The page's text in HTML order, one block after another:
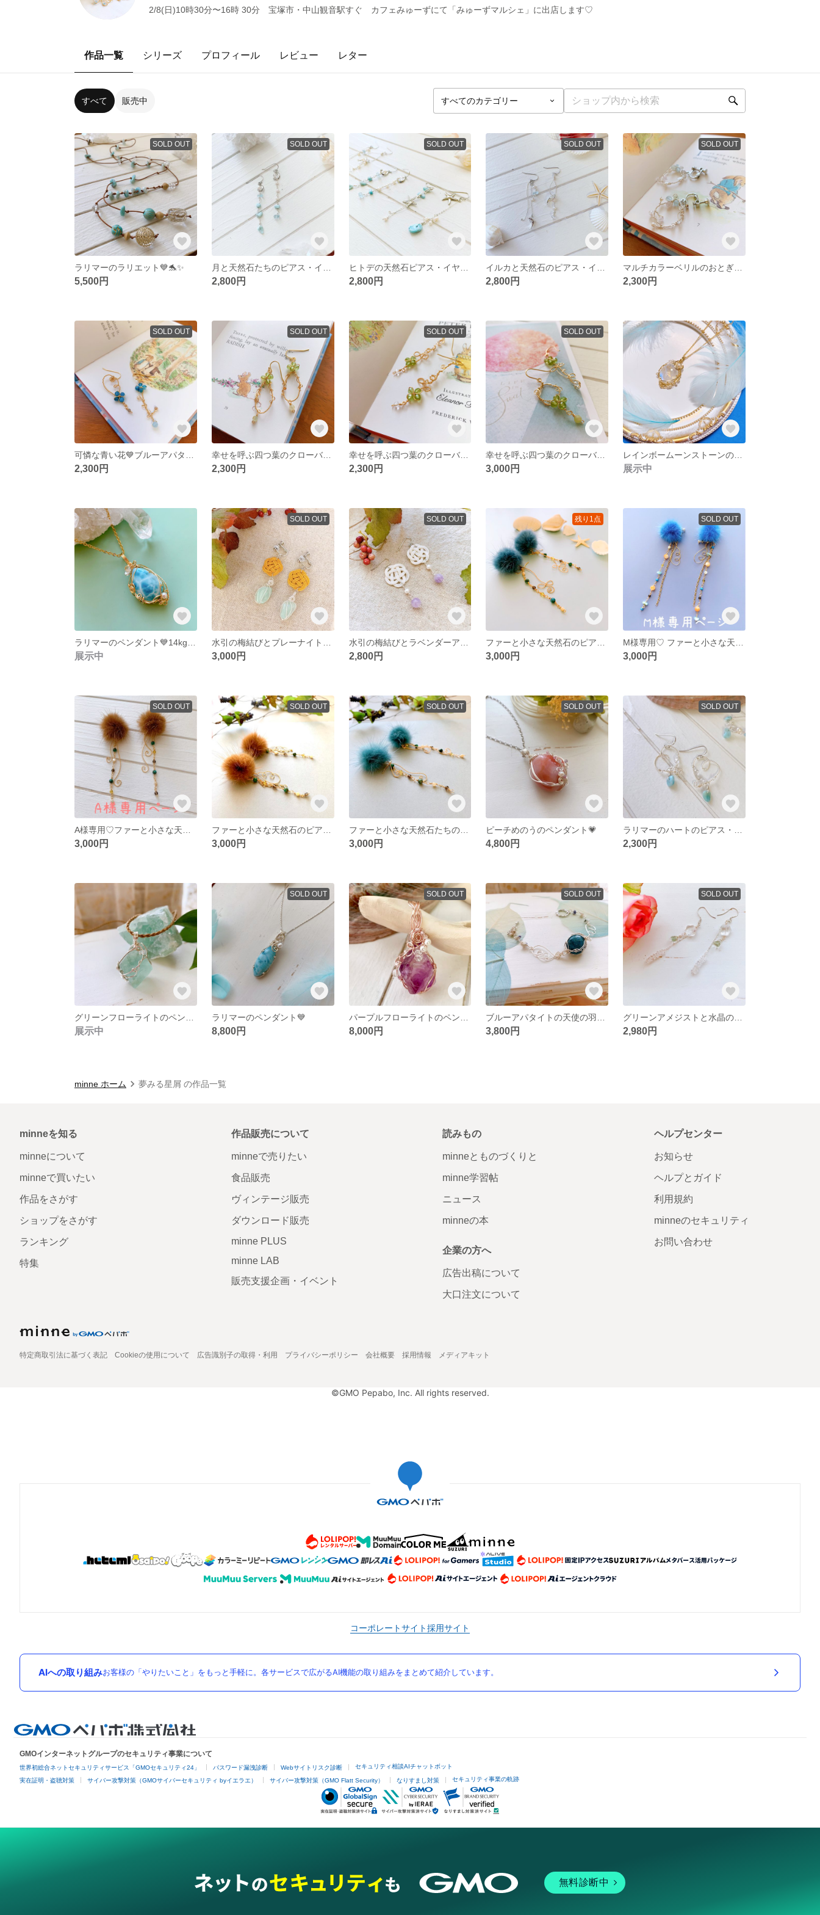
2/8(日)10時30分〜16時 30分 宝塚市・中山観音駅すぐ カフェみゅーずにて「みゅーずマルシェ」に出店します♡
作品一覧 シリーズ プロフィール レビュー レター
すべて 販売中
SOLD OUT
ラリマーのラリエット💙🐬✨
5,500円
SOLD OUT
2,800円
SOLD OUT
2,800円
SOLD OUT
2,800円
SOLD OUT
2,300円
SOLD OUT
2,300円
SOLD OUT
幸せを呼ぶ四つ葉のクローバー・ペリドットピアス・イヤリング🍀✨秘密の花園💚
2,300円
SOLD OUT
幸せを呼ぶ四つ葉のクローバー 〜 ペリドットのピアス・イヤリング🍀✨水晶のしずく
2,300円
SOLD OUT
幸せを呼ぶ四つ葉のクローバーピアス・ペリドット🍀✨10kgfワイヤー・14kgf ピアスフック
3,000円 展示中
展示中
SOLD OUT
3,000円
SOLD OUT
2,800円
残り1点
3,000円
SOLD OUT
3,000円
SOLD OUT
3,000円
SOLD OUT
3,000円
SOLD OUT
ファーと小さな天然石たちのピアス・イヤリング💙〜ブルーグリーン〜
3,000円
SOLD OUT
ピーチめのうのペンダント💗
4,800円
SOLD OUT
2,300円
展示中
SOLD OUT
ラリマーのペンダント💙
8,800円
SOLD OUT
8,000円
SOLD OUT
3,800円
SOLD OUT
2,980円
minne ホーム 夢みる星屑 の作品一覧
minneを知る
minneについて
minneで買いたい
作品をさがす
ショップをさがす
ランキング
特集
作品販売について
minneで売りたい
食品販売
ヴィンテージ販売
ダウンロード販売
minne PLUS
minne LAB
販売支援企画・イベント
読みもの
minneとものづくりと
minne学習帖
ニュース
minneの本
企業の方へ
広告出稿について
大口注文について
ヘルプセンター
お知らせ
ヘルプとガイド
利用規約
minneのセキュリティ
お問い合わせ
特定商取引法に基づく表記 Cookieの使用について 広告識別子の取得・利用 プライバシーポリシー 会社概要 採用情報 メディアキット
©GMO Pepabo, Inc. All rights reserved.
コーポレートサイト採用サイト
AIへの取り組みお客様の「やりたいこと」をもっと手軽に。各サービスで広がるAI機能の取り組みをまとめて紹介しています。
GMOインターネットグループのセキュリティ事業について
世界初総合ネットセキュリティサービス「GMOセキュリティ24」 パスワード漏洩診断 Webサイトリスク診断 セキュリティ相談AIチャットボット
実在証明・盗聴対策 サイバー攻撃対策（GMOサイバーセキュリティ byイエラエ） サイバー攻撃対策（GMO Flatt Security） なりすまし対策 セキュリティ事業の軌跡
無料診断中